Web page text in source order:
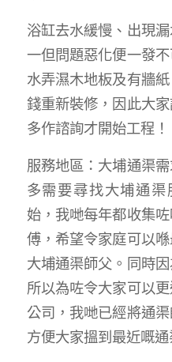
浴缸去水緩慢、出現
一但問題惡化便一發
水弄濕木地板及有牆
錢重新裝修，因此大
多作諮詢才開始工程！
服務地區：大埔通渠
多需要尋找大埔通
始，我哋每年都收集
傅，希望令家庭可以
大埔通渠師父。同時
所以為咗令大家可以
公司，我哋已經將通
方便大家搵到最近嘅通